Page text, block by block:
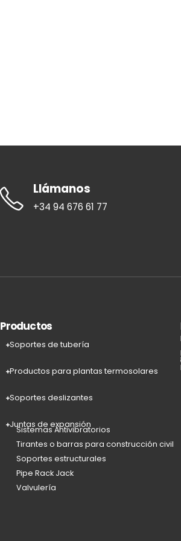
Llámanos
+34 94 676 61 77
Productos
Soportes de tubería
Productos para plantas termosolares
Soportes deslizantes
Juntas de expansión
Sistemas Antivibratorios
Tirantes o barras para construcción civil
Soportes estructurales
Pipe Rack Jack
Valvulería